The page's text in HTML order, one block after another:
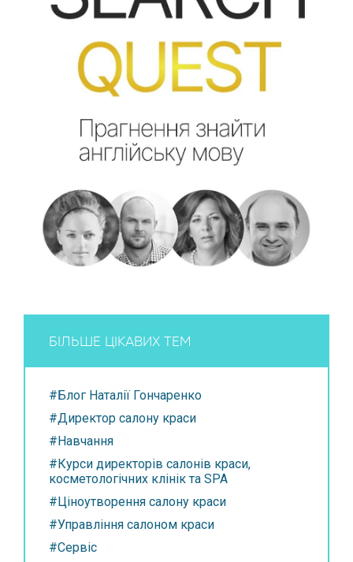
БІЛЬШЕ ЦІКАВИХ ТЕМ
#Блог Наталії Гончаренко
#Директор салону краси
#Навчання
#Курси директорів салонів краси,
косметологічних клінік та SPA
#Ціноутворення салону краси
#Управління салоном краси
#Сервіс